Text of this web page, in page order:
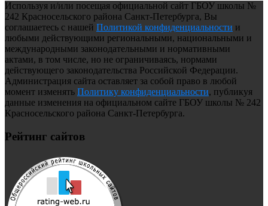
Используя и/или посещая официальной сайт ГБОУ школы №
242 Красносельского района Санкт-Петербурга, Вы
соглашаетесь с нашей Политикой конфиденциальности и
любыми действующими региональными, национальными и
международными законодательными и нормативными
актами, в том числе, но не ограничиваясь, нормами
действующего законодательства Российской Федерации.
Администрация сайта оставляет за собой право в любой
момент изменять Политику конфиденциальности, публикуя
данные изменения на официальном сайте ГБОУ школы № 242
Красносельского района Санкт-Петербурга.
Рейтинг сайтов